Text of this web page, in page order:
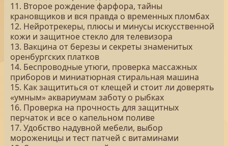
11. Второе рождение фарфора, тайны
крановщиков и вся правда о временных пломбах
12. Нейротрекеры, плюсы и минусы искусственной
кожи и защитное стекло для телевизора
13. Вакцина от березы и секреты знаменитых
оренбургских платков
14. Беспроводные утюги, проверка массажных
приборов и миниатюрная стиральная машина
15. Как защититься от клещей и стоит ли доверять
«умным» аквариумам заботу о рыбках
16. Проверка на прочность для защитных
перчаток и все о капельном поливе
17. Удобство надувной мебели, выбор
мороженицы и тест патчей с витаминами